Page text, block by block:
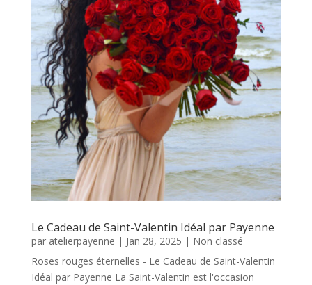
Le Cadeau de Saint-Valentin Idéal par Payenne
par atelierpayenne | Jan 28, 2025 | Non classé
Roses rouges éternelles - Le Cadeau de Saint-Valentin
Idéal par Payenne La Saint-Valentin est l'occasion